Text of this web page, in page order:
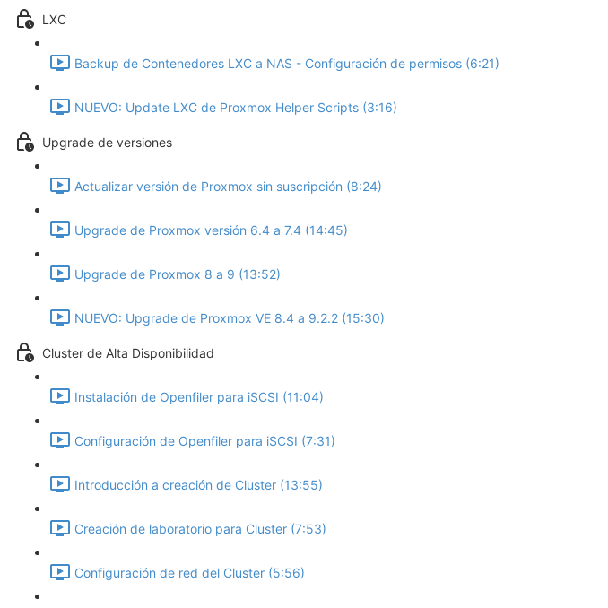
LXC
Backup de Contenedores LXC a NAS - Configuración de permisos (6:21)
NUEVO: Update LXC de Proxmox Helper Scripts (3:16)
Upgrade de versiones
Actualizar versión de Proxmox sin suscripción (8:24)
Upgrade de Proxmox versión 6.4 a 7.4 (14:45)
Upgrade de Proxmox 8 a 9 (13:52)
NUEVO: Upgrade de Proxmox VE 8.4 a 9.2.2 (15:30)
Cluster de Alta Disponibilidad
Instalación de Openfiler para iSCSI (11:04)
Configuración de Openfiler para iSCSI (7:31)
Introducción a creación de Cluster (13:55)
Creación de laboratorio para Cluster (7:53)
Configuración de red del Cluster (5:56)